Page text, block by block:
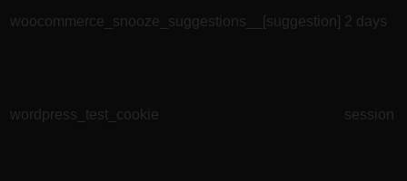
woocommerce_snooze_suggestions__[suggestion] 2 days
wordpress_test_cookie session